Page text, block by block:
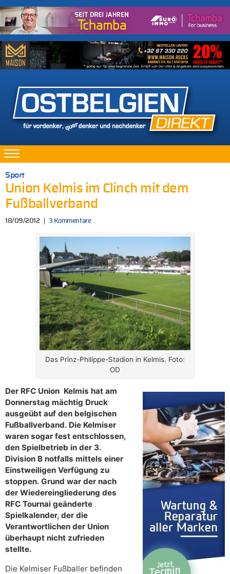
Sport
Union Kelmis im Clinch mit dem
Fußballverband
18/09/2012 3 Kommentare
Das Prinz-Philippe-Stadion in Kelmis. Foto:
OD
Der RFC Union Kelmis hat am
Donnerstag mächtig Druck
ausgeübt auf den belgischen
Fußballverband. Die Kelmiser
waren sogar fest entschlossen,
den Spielbetrieb in der 3.
Division B notfalls mittels einer
Einstweiligen Verfügung zu
stoppen. Grund war der nach
der Wiedereingliederung des
RFC Tournai geänderte
Spielkalender, der die
Verantwortlichen der Union
überhaupt nicht zufrieden
stellte.
Die Kelmiser Fußballer befinden